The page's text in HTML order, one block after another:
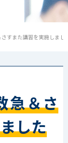
すまた講習を実施しまし
急＆さ
した